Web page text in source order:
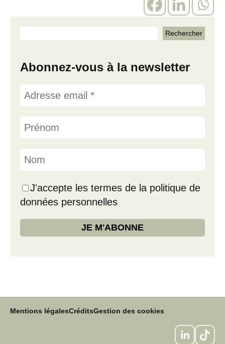
Abonnez-vous à la newsletter
J'accepte les termes de la politique de
données personnelles
Mentions légalesCréditsGestion des cookies